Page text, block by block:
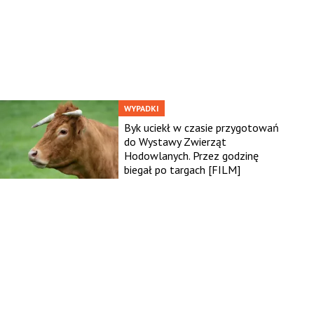
WYPADKI
Byk uciekł w czasie przygotowań
do Wystawy Zwierząt
Hodowlanych. Przez godzinę
biegał po targach [FILM]